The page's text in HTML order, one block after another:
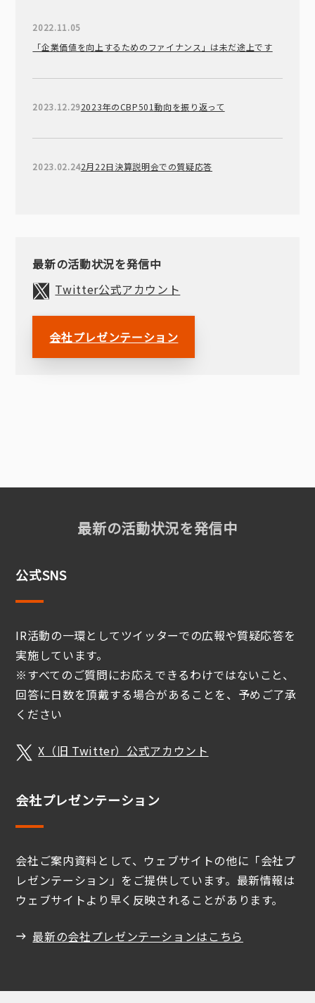
2022.11.05
「企業価値を向上するためのファイナンス」は未だ途上です
2023.12.292023年のCBP501動向を振り返って
2023.02.242月22日決算説明会での質疑応答
最新の活動状況を発信中
Twitter公式アカウント
会社プレゼンテーション
最新の活動状況を発信中
公式SNS
IR活動の一環としてツイッターでの広報や質疑応答を
実施しています。
※すべてのご質問にお応えできるわけではないこと、
回答に日数を頂戴する場合があることを、予めご了承
ください
X（旧 Twitter）公式アカウント
会社プレゼンテーション
会社ご案内資料として、ウェブサイトの他に「会社プ
レゼンテーション」をご提供しています。最新情報は
ウェブサイトより早く反映されることがあります。
最新の会社プレゼンテーションはこちら